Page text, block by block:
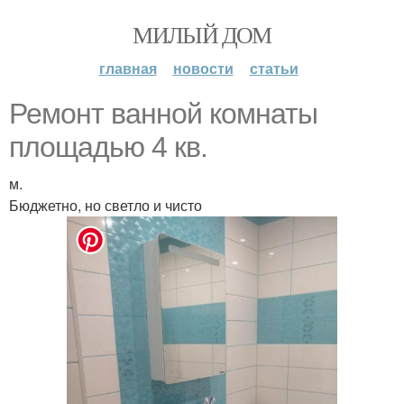
МИЛЫЙ ДОМ
главная новости статьи
Ремонт ванной комнаты
площадью 4 кв.
м.
Бюджетно, но светло и чисто